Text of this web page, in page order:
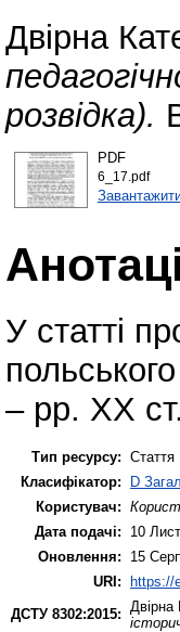
Двірна
розвідка).
PDF
6_17.pdf
У статті
– рр. ХХ ст.
Тип ресурсу: Стаття
Класифікатор:
D
Користувач:
Дата подачі:
10
Оновлення:
15
URI: https://
ДСТУ 8302:2015:
Двірна